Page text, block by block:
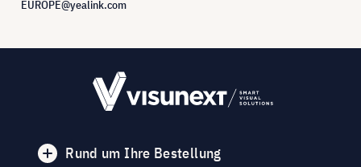
EUROPE@yealink.com
Rund um Ihre Bestellung